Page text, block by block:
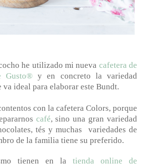
he utilizado mi nueva cafetera de
Gusto® y en concreto la variedad
va ideal para elaborar este Bundt.
con la cafetera Colors, porque
café, sino una gran variedad
tés y muchas
variedades de
de la familia tiene su preferido.
tienen en la tienda online de